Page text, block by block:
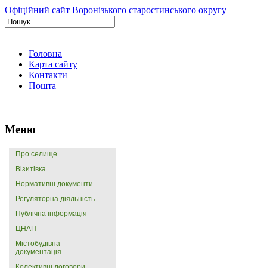
Офіційний сайт Воронізького старостинського округу
Головна
Карта сайту
Контакти
Пошта
Меню
Про селище
Візитівка
Нормативні документи
Регуляторна діяльність
Публічна інформація
ЦНАП
Містобудівна
документація